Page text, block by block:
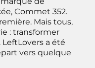
Commet 352.
Mais tous,
: transformer
a été
vers quelque